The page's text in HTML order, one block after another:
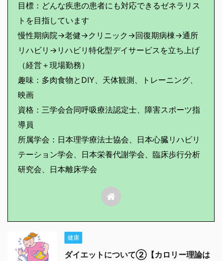
目標：どんな疾患の患者にも対応できるゼネラリス
トを目指しています
慢性期病院→老健→クリニック→回復期病棟→通所
リハビリ→リハビリ特化型デイサービスを立ち上げ
（経営＋現場勤務）
趣味：多肉食物とDIY、天体観測、トレーニング、
映画
資格：三学会合同呼吸療法認定士、障害スポーツ指
導員
所属学会：日本理学療法士協会、日本心臓リハビリ
テーション学会、日本栄養代謝学会、臨床歩行分析
研究会、日本離床学会
健康
ダイエットについて②【カロリー理論は